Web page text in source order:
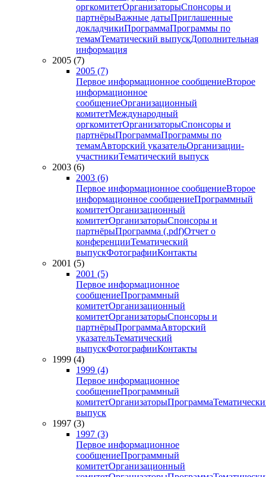
оргкомитетОрганизаторыСпонсоры и
партнёрыВажные датыПриглашенные
докладчикиПрограммаПрограммы по
темамТематический выпускДополнительная
информация
2005 (7)
2005 (7)
Первое информационное сообщениеВторое
информационное
сообщениеОрганизационный
комитетМеждународный
оргкомитетОрганизаторыСпонсоры и
партнёрыПрограммаПрограммы по
темамАвторский указательОрганизации-
участникиТематический выпуск
2003 (6)
2003 (6)
Первое информационное сообщениеВторое
информационное сообщениеПрограммный
комитетОрганизационный
комитетОрганизаторыСпонсоры и
партнёрыПрограмма (.pdf)Отчет о
конференцииТематический
выпускФотографииКонтакты
2001 (5)
2001 (5)
Первое информационное
сообщениеПрограммный
комитетОрганизационный
комитетОрганизаторыСпонсоры и
партнёрыПрограммаАвторский
указательТематический
выпускФотографииКонтакты
1999 (4)
1999 (4)
Первое информационное
сообщениеПрограммный
комитетОрганизаторыПрограмма
выпуск
1997 (3)
1997 (3)
Первое информационное
сообщениеПрограммный
комитетОрганизационный